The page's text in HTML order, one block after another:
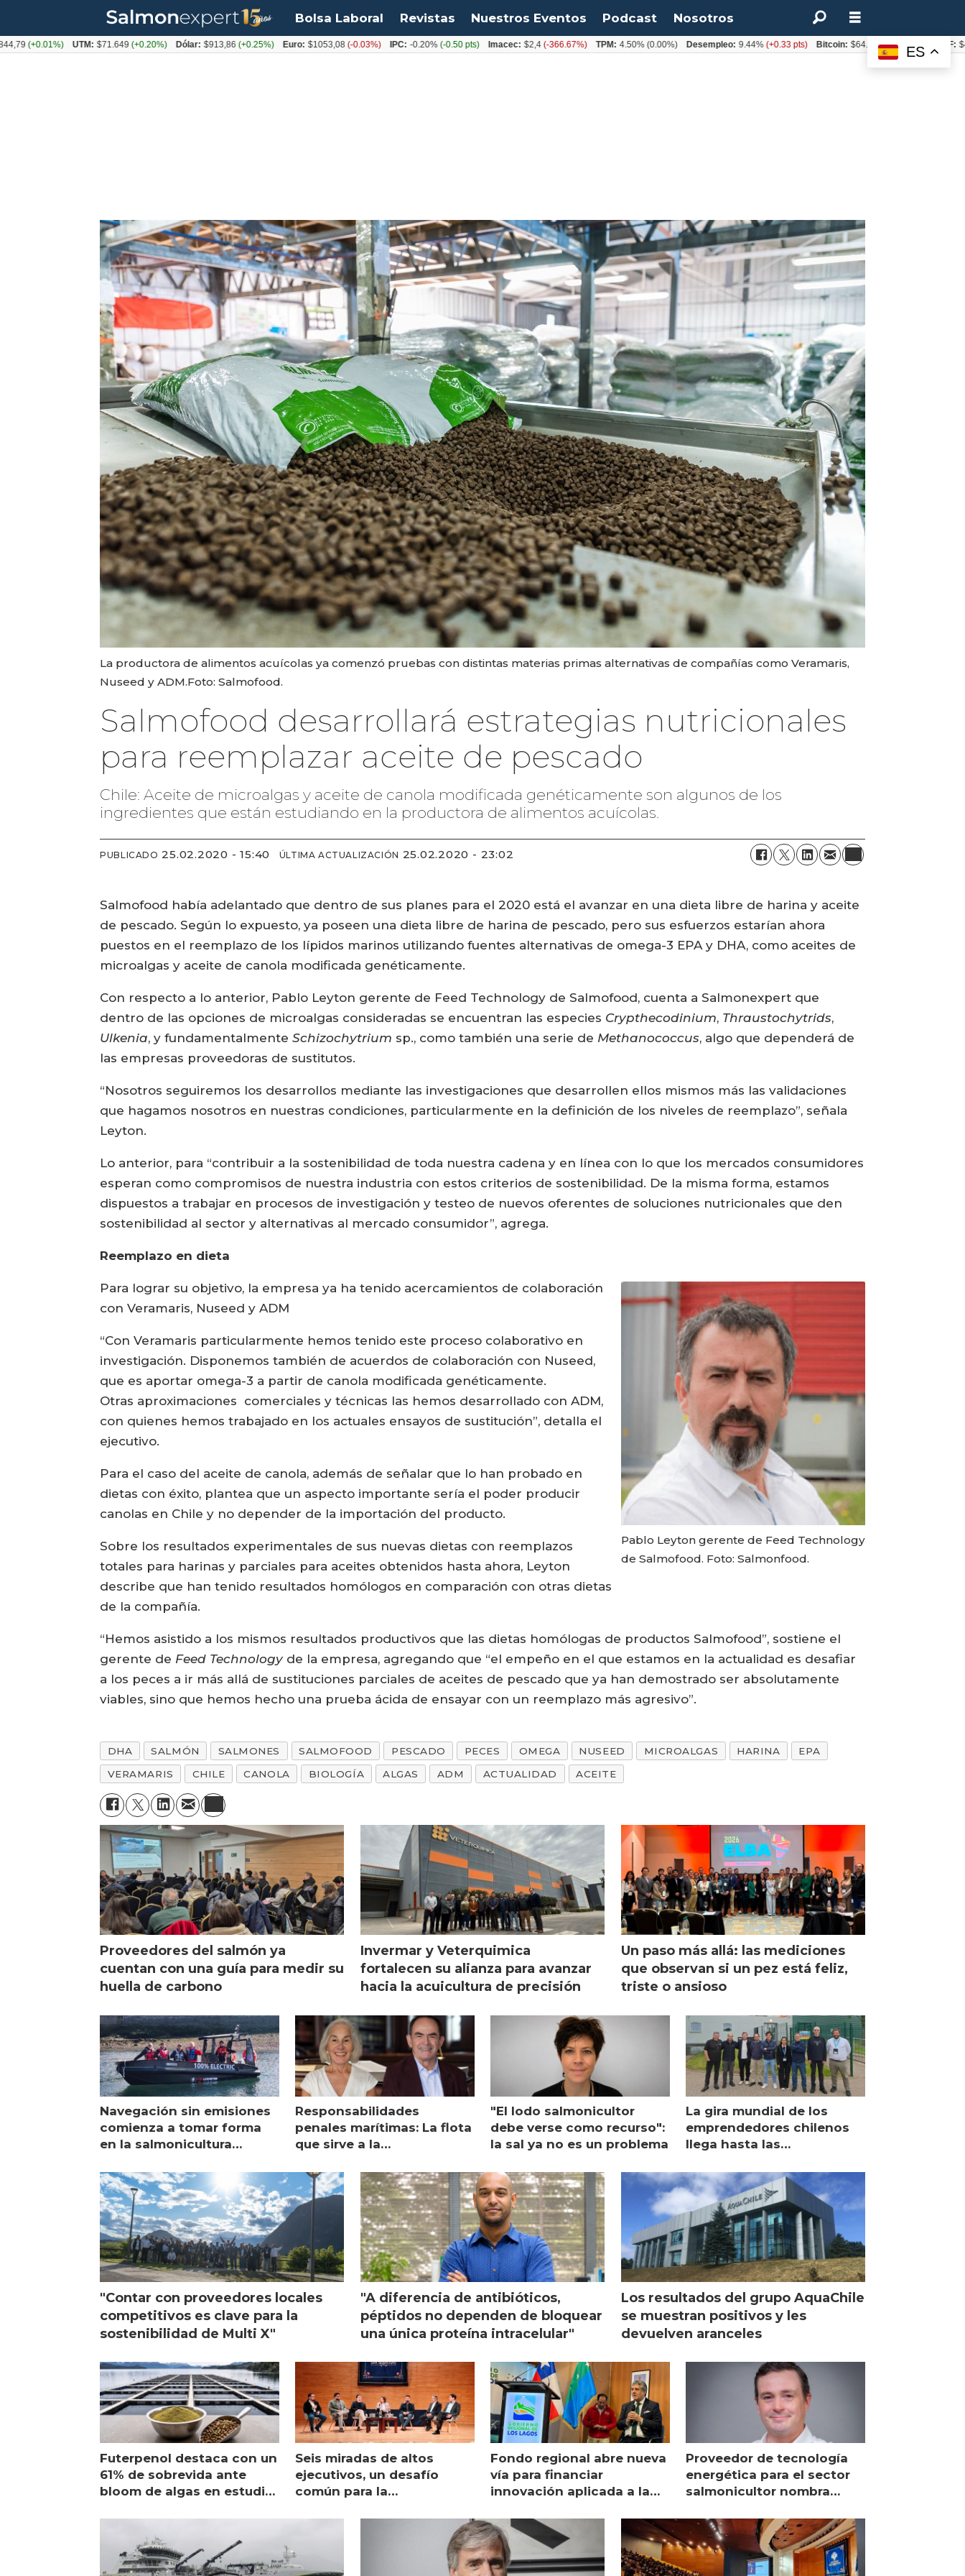
Bolsa Laboral Revistas Nuestros Eventos Podcast Nosotros
La productora de alimentos acuícolas ya comenzó pruebas con distintas materias primas alternativas de compañías como Veramaris,
Nuseed y ADM.Foto: Salmofood.
Salmofood desarrollará estrategias nutricionales
para reemplazar aceite de pescado
Chile: Aceite de microalgas y aceite de canola modificada genéticamente son algunos de los
ingredientes que están estudiando en la productora de alimentos acuícolas.
PUBLICADO 25.02.2020 - 15:40 ÚLTIMA ACTUALIZACIÓN 25.02.2020 - 23:02
Salmofood había adelantado que dentro de sus planes para el 2020 está el avanzar en una dieta libre de harina y aceite
de pescado. Según lo expuesto, ya poseen una dieta libre de harina de pescado, pero sus esfuerzos estarían ahora
puestos en el reemplazo de los lípidos marinos utilizando fuentes alternativas de omega-3 EPA y DHA, como aceites de
microalgas y aceite de canola modificada genéticamente.
Con respecto a lo anterior, Pablo Leyton gerente de Feed Technology de Salmofood, cuenta a Salmonexpert que
dentro de las opciones de microalgas consideradas se encuentran las especies Crypthecodinium, Thraustochytrids,
Ulkenia, y fundamentalmenteSchizochytrium sp., como también una serie de Methanococcus, algo que dependerá de
las empresas proveedoras de sustitutos.
“Nosotros seguiremos los desarrollos mediante las investigaciones que desarrollen ellos mismos más las validaciones
que hagamos nosotros en nuestras condiciones, particularmente en la definición de los niveles de reemplazo”, señala
Leyton.
Lo anterior, para “contribuir a la sostenibilidad de toda nuestra cadena y en línea con lo que los mercados consumidores
esperan como compromisos de nuestra industria con estos criterios de sostenibilidad. De la misma forma, estamos
dispuestos a trabajar en procesos de investigación y testeo de nuevos oferentes de soluciones nutricionales que den
sostenibilidad al sector y alternativas al mercado consumidor”, agrega.
Reemplazo en dieta
Pablo Leyton gerente de Feed Technology
de Salmofood. Foto: Salmonfood.
Para lograr su objetivo, la empresa ya ha tenido acercamientos de colaboración
con Veramaris, Nuseed y ADM
“Con Veramaris particularmente hemos tenido este proceso colaborativo en
investigación. Disponemos también de acuerdos de colaboración con Nuseed,
que es aportar omega-3 a partir de canola modificada genéticamente.
Otras aproximaciones comerciales y técnicas las hemos desarrollado con ADM,
con quienes hemos trabajado en los actuales ensayos de sustitución”, detalla el
ejecutivo.
Para el caso del aceite de canola, además de señalar que lo han probado en
dietas con éxito, plantea que un aspecto importante sería el poder producir
canolas en Chile y no depender de la importación del producto.
Sobre los resultados experimentales de sus nuevas dietas con reemplazos
totales para harinas y parciales para aceites obtenidos hasta ahora, Leyton
describe que han tenido resultados homólogos en comparación con otras dietas
de la compañía.
“Hemos asistido a los mismos resultados productivos que las dietas homólogas de productos Salmofood”, sostiene el
gerente de Feed Technologyde la empresa, agregando que “el empeño en el que estamos en la actualidad es desafiar
a los peces a ir más allá de sustituciones parciales de aceites de pescado que ya han demostrado ser absolutamente
viables, sino que hemos hecho una prueba ácida de ensayar con un reemplazo más agresivo”.
DHA SALMÓN SALMONES SALMOFOOD PESCADO PECES OMEGA NUSEED MICROALGAS HARINA
EPA
VERAMARIS
CHILE CANOLA BIOLOGÍA ALGAS ADM ACTUALIDAD ACEITE
Proveedores del salmón ya
cuentan con una guía para medir su
huella de carbono
Invermar y Veterquimica
fortalecen su alianza para avanzar
hacia la acuicultura de precisión
Un paso más allá: las mediciones
que observan si un pez está feliz,
triste o ansioso
Navegación sin emisiones
comienza a tomar forma
en la salmonicultura
Responsabilidades
penales marítimas: La flota
que sirve a la
visión
"El lodo salmonicultor
debe verse como recurso":
la sal ya no es un problema
La gira mundial de los
emprendedores chilenos
llega hasta las
Escocia
"Contar con proveedores locales
competitivos es clave para la
sostenibilidad de Multi X"
"A diferencia de antibióticos,
péptidos no dependen de bloquear
una única proteína intracelular"
Los resultados del grupo AquaChile
se muestran positivos y les
devuelven aranceles
Futerpenol destaca con un
61% de sobrevida ante
bloom de algas en estudio
Seis miradas de altos
ejecutivos, un desafío
común para la
Fondo regional abre nueva
vía para financiar
innovación aplicada a la
Proveedor de tecnología
energética para el sector
salmonicultor nombra
ES
UTM: $71.649(+0.20%) Dólar: $913,86(+0.25%) Euro: $1053,08(-0.03%) IPC: -0.20% (-0.50 pts) Imacec: $2,4(-366.67%) TPM: 4.50%(0.00%) Desempleo: 9.44%(+0.33 pts) Bitcoin: $64.600,08(+2.93%)